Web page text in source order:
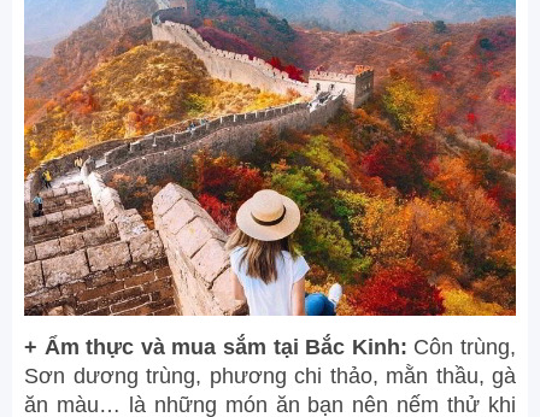
+ Ẩm thực và mua sắm tại Bắc Kinh: Côn trùng,
Sơn dương trùng, phương chi thảo, mằn thầu, gà
ăn màu… là những món ăn bạn nên nếm thử khi